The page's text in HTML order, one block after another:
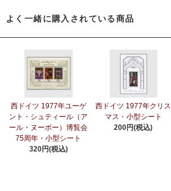
よく一緒に購入されている商品
西ドイツ 1977年ユーゲ
ント・シュティール（ア
ール・ヌーボー）博覧会
75周年・小型シート
320円(税込)
西ドイツ 1977年クリス
マス・小型シート
200円(税込)